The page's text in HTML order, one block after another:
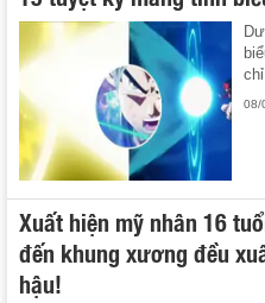
08/
Xuất hiện mỹ nhân 16
đến khung xương đều
hậu!